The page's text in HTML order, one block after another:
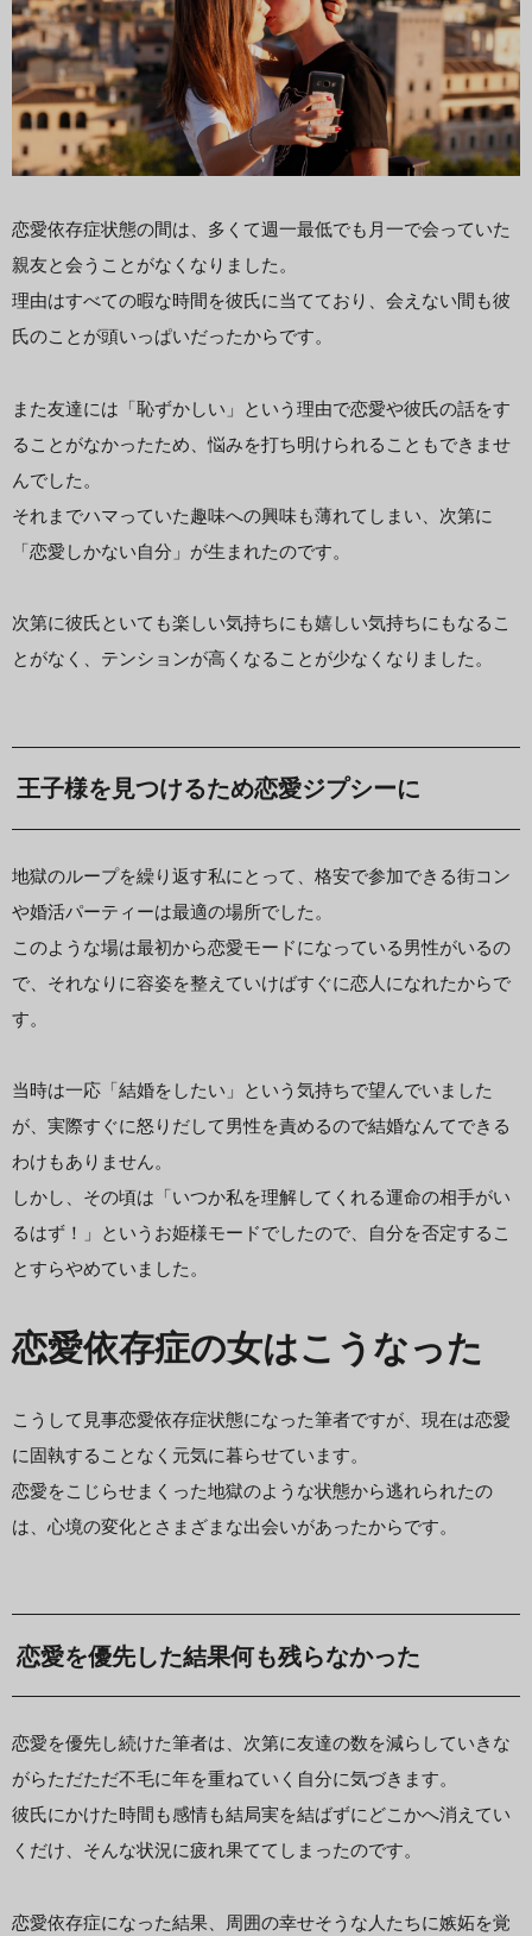
恋愛依存症状態の間は、多くて週一最低でも月一で会っていた
親友と会うことがなくなりました。
理由はすべての暇な時間を彼氏に当てており、会えない間も彼
氏のことが頭いっぱいだったからです。
また友達には「恥ずかしい」という理由で恋愛や彼氏の話をす
ることがなかったため、悩みを打ち明けられることもできませ
んでした。
それまでハマっていた趣味への興味も薄れてしまい、次第に
「恋愛しかない自分」が生まれたのです。
次第に彼氏といても楽しい気持ちにも嬉しい気持ちにもなるこ
とがなく、テンションが高くなることが少なくなりました。
王子様を見つけるため恋愛ジプシーに
地獄のループを繰り返す私にとって、格安で参加できる街コン
や婚活パーティーは最適の場所でした。
このような場は最初から恋愛モードになっている男性がいるの
で、それなりに容姿を整えていけばすぐに恋人になれたからで
す。
当時は一応「結婚をしたい」という気持ちで望んでいました
が、実際すぐに怒りだして男性を責めるので結婚なんてできる
わけもありません。
しかし、その頃は「いつか私を理解してくれる運命の相手がい
るはず！」というお姫様モードでしたので、自分を否定するこ
とすらやめていました。
恋愛依存症の女はこうなった
こうして見事恋愛依存症状態になった筆者ですが、現在は恋愛
に固執することなく元気に暮らせています。
恋愛をこじらせまくった地獄のような状態から逃れられたの
は、心境の変化とさまざまな出会いがあったからです。
恋愛を優先した結果何も残らなかった
恋愛を優先し続けた筆者は、次第に友達の数を減らしていきな
がらただただ不毛に年を重ねていく自分に気づきます。
彼氏にかけた時間も感情も結局実を結ばずにどこかへ消えてい
くだけ、そんな状況に疲れ果ててしまったのです。
恋愛依存症になった結果、周囲の幸せそうな人たちに嫉妬を覚